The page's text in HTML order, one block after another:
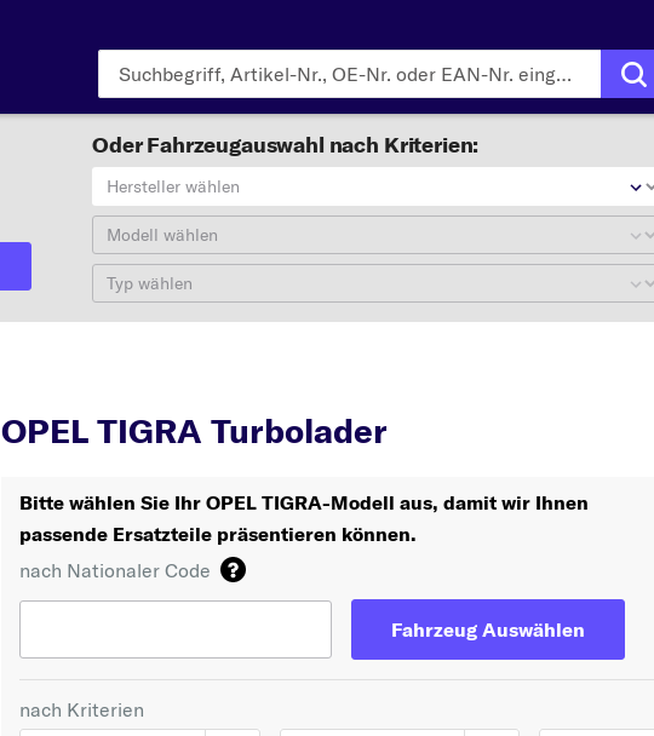
Oder Fahrzeugauswahl nach Kriterien:
Hersteller wählen
Modell wählen
Typ wählen
OPEL TIGRA Turbolader
Bitte wählen Sie Ihr OPEL TIGRA-Modell aus, damit wir Ihnen
passende Ersatzteile präsentieren können.
nach Nationaler Code
Fahrzeug Auswählen
nach Kriterien